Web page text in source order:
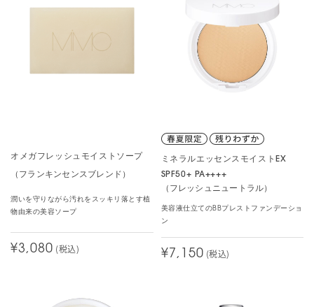
今や化粧ポーチの中身はほとんどMIMCの製品になっていますが、
これは特に手放せないアイテムになりました。MIMC凄い！
3人中、3人の方が、このレビューは参考になったと投票しています。
オメガフレッシュモイストソープ
（フランキンセンスブレンド）
潤いを守りながら汚れをスッキリ落とす植
物由来の美容ソープ
¥3,080 (税込)
ミネラルエッセンスモイストEX
SPF50+ PA++++
（フレッシュニュートラル）
美容液仕立てのBBプレストファンデーショ
ン
¥7,150 (税込)